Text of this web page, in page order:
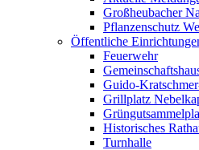
Großheubacher
Pflanzenschutz
Öffentliche
Feuerwehr
Guido-
Grillplatz
Historisches
Turnhalle